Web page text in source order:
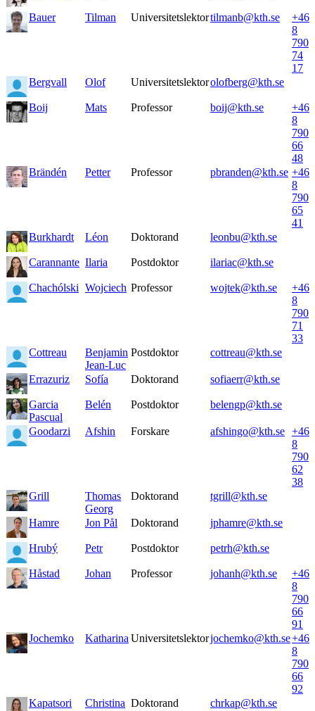
Bauer Tilman Universitetslektortilmanb@kth.se
+46
8
790
74
17
Bergvall
Olof Universitetslektorolofberg@kth.se
Boij Mats Professor boij@kth.se
+46
8
790
66
48
Brändén
Petter Professor pbranden@kth.se +46
8
790
65
41
Burkhardt
Léon Doktorand leonbu@kth.se
Carannante Ilaria Postdoktor ilariac@kth.se
Chachólski Wojciech Professor wojtek@kth.se
+46
8
790
71
33
Cottreau
Benjamin
Jean-Luc
Postdoktor cottreau@kth.se
Errazuriz Sofía Doktorand sofiaerr@kth.se
Garcia
Pascual
Belén Postdoktor belengp@kth.se
Goodarzi Afshin Forskare afshingo@kth.se +46
8
790
62
38
Grill
Thomas
Georg
Doktorand tgrill@kth.se
Hamre Jon Pål Doktorand jphamre@kth.se
Hrubý Petr Postdoktor petrh@kth.se
Håstad Johan Professor johanh@kth.se
+46
8
790
66
91
Jochemko
Katharina Universitetslektorjochemko@kth.se+46
8
790
66
92
Kapatsori
Christina Doktorand chrkap@kth.se